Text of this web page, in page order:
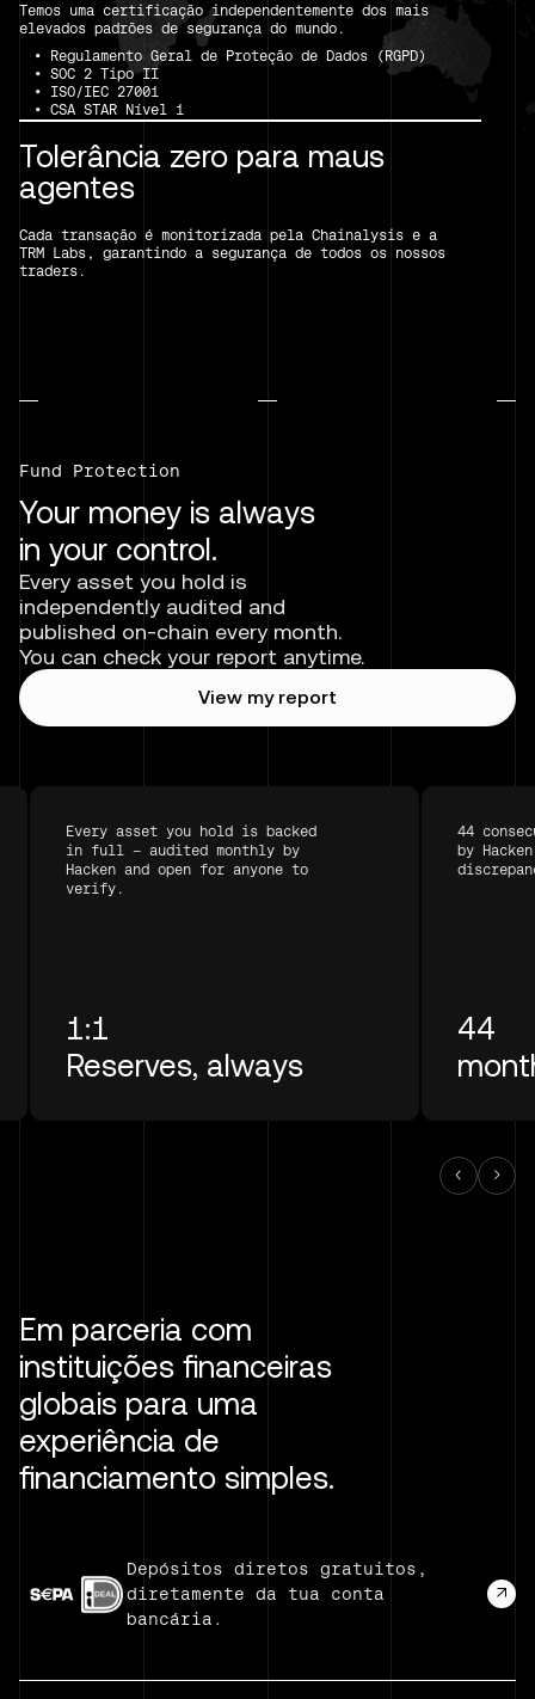
Temos uma certificação independentemente dos mais
elevados padrões de segurança do mundo.
• Regulamento Geral de Proteção de Dados (RGPD)
• SOC 2 Tipo II
• ISO/IEC 27001
• CSA STAR Nível 1
Tolerância zero para maus
agentes
Cada transação é monitorizada pela Chainalysis e a
TRM Labs, garantindo a segurança de todos os nossos
traders.
Fund Protection
Your money is always
in your control.
Every asset you hold is
independently audited and
published on-chain every month.
You can check your report anytime.
View my report
Every asset you hold is backed
in full — audited monthly by
Hacken and open for anyone to
verify.
1:1
Reserves, always
44
by
44
Em parceria com
instituições financeiras
globais para uma
experiência de
financiamento simples.
Depósitos diretos gratuitos,
diretamente da tua conta
bancária.